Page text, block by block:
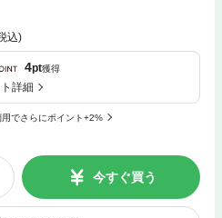
込)
4pt獲得
詳細
でさらにポイント+2%
今すぐ買う